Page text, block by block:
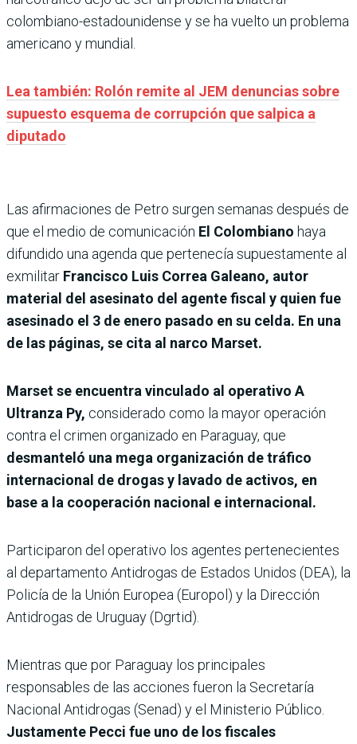
colombiano-estadounidense y se ha vuelto un problema
americano y mundial.
Lea también: Rolón remite al JEM denuncias sobre
supuesto esquema de corrupción que salpica a
diputado
Las afirmaciones de Petro surgen semanas después de
que el medio de comunicación El Colombiano haya
difundido una agenda que pertenecía supuestamente al
exmilitar Francisco Luis Correa Galeano, autor
material del asesinato del agente fiscal y quien fue
asesinado el 3 de enero pasado en su celda. En una
de las páginas, se cita al narco Marset.
Marset se encuentra vinculado al operativo A
Ultranza Py, considerado como la mayor operación
contra el crimen organizado en Paraguay, que
desmanteló una mega organización de tráfico
internacional de drogas y lavado de activos, en
base a la cooperación nacional e internacional.
Participaron del operativo los agentes pertenecientes
al departamento Antidrogas de Estados Unidos (DEA), la
Policía de la Unión Europea (Europol) y la Dirección
Antidrogas de Uruguay (Dgrtid).
Mientras que por Paraguay los principales
responsables de las acciones fueron la Secretaría
Nacional Antidrogas (Senad) y el Ministerio Público.
Justamente Pecci fue uno de los fiscales